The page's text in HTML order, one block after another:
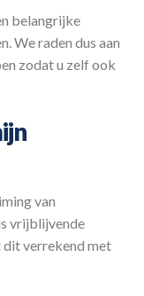
belangrijke
We raden dus aan
zodat u zelf ook
van
vrijblijvende
verrekend met